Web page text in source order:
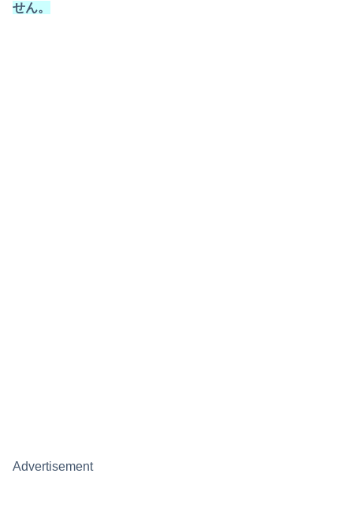
せん。
Advertisement